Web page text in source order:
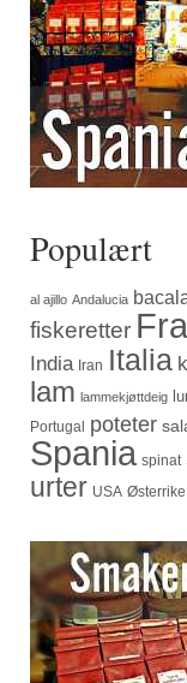
Populært
al ajillo Andalucia
fiskeretter
India Iran Italia
lam lammekjøttdeig
Portugal poteter
Spania spinat
urter USA Østerrike